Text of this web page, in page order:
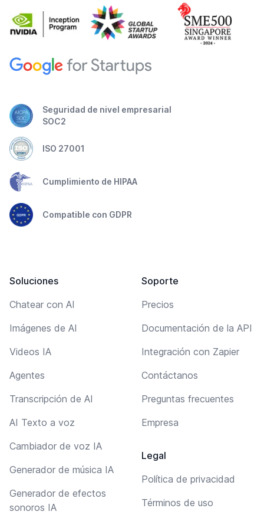
Seguridad de nivel empresarial
SOC2
ISO 27001
Cumplimiento de HIPAA
Compatible con GDPR
Soluciones
Chatear con AI
Imágenes de AI
Videos IA
Agentes
Transcripción de AI
AI Texto a voz
Cambiador de voz IA
Generador de música IA
Generador de efectos
sonoros IA
Soporte
Precios
Documentación de la API
Integración con Zapier
Contáctanos
Preguntas frecuentes
Empresa
Legal
Política de privacidad
Términos de uso